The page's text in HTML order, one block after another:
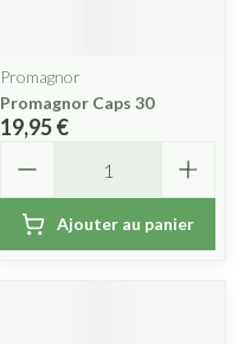
Promagnor
Promagnor Caps 30
19,95 €
Ajouter au panier